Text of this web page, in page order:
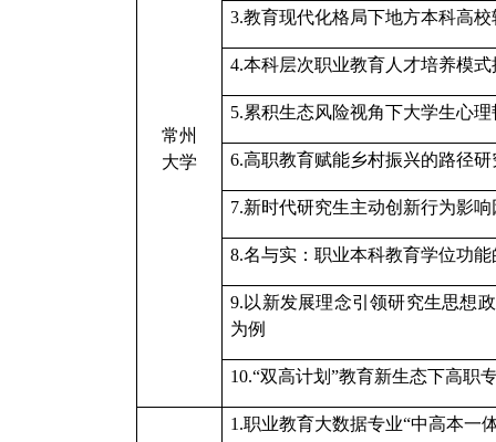
常州
大学
3.教育现代化格局下地方本科高
4.本科层次职业教育人才培养模
5.累积生态风险视角下大学生心
6.高职教育赋能乡村振兴的路径研
7.新时代研究生主动创新行为影
8.名与实：职业本科教育学位功
9. 以新发展理念引领研究生思想
为例
10.“双高计划”教育新生态下高职
1.职业教育大数据专业“中高本一